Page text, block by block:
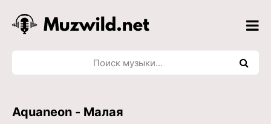
Aquaneon - Малая